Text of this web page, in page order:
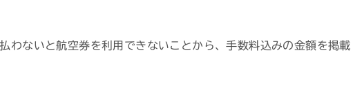
わないと航空券を利用できないことから、手数料込みの金額を掲載